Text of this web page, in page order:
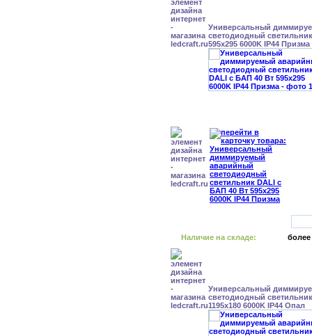
Универсальный
светодиодный
595x295 6000K IP44 Призма
Наличие на складе: более
Универсальный
светодиодный
1195x180 6000K IP44 Опал